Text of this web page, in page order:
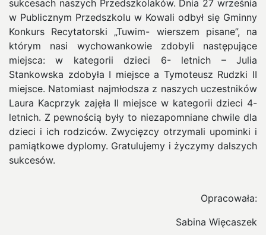
sukcesach naszych Przedszkolaków. Dnia 27 września
w Publicznym Przedszkolu w Kowali odbył się Gminny
Konkurs Recytatorski „Tuwim- wierszem pisane”, na
którym nasi wychowankowie zdobyli następujące
miejsca: w kategorii dzieci 6- letnich – Julia
Stankowska zdobyła I miejsce a Tymoteusz Rudzki II
miejsce. Natomiast najmłodsza z naszych uczestników
Laura Kacprzyk zajęła II miejsce w kategorii dzieci 4-
letnich. Z pewnością były to niezapomniane chwile dla
dzieci i ich rodziców. Zwycięzcy otrzymali upominki i
pamiątkowe dyplomy. Gratulujemy i życzymy dalszych
sukcesów.
Opracowała:
Sabina Więcaszek